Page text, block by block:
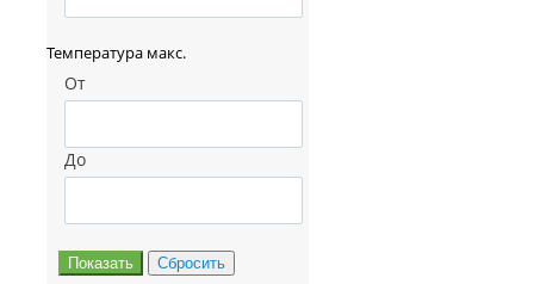
Температура макс.
От
До